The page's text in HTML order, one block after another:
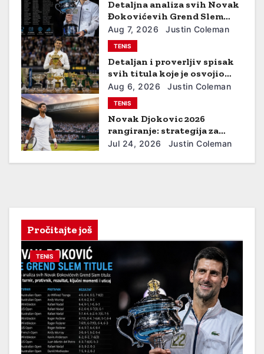
t
i
o
n
Detaljna analiza svih Novak
Đokovićevih Grend Slem
titula: godina i turnir,
protivnik, rezultat, ključni
momenti i uticaj
Aug 7, 2026 Justin Coleman
TENIS
Detaljan i proverljiv spisak
svih titula koje je osvojio
Novak Đoković —
hronologija, podloge i
ključni mečevi
Aug 6, 2026 Justin Coleman
TENIS
Novak Djokovic 2026
rangiranje: strategija za
povratak na vrh
Jul 24, 2026 Justin Coleman
Pročitajte još
TENIS